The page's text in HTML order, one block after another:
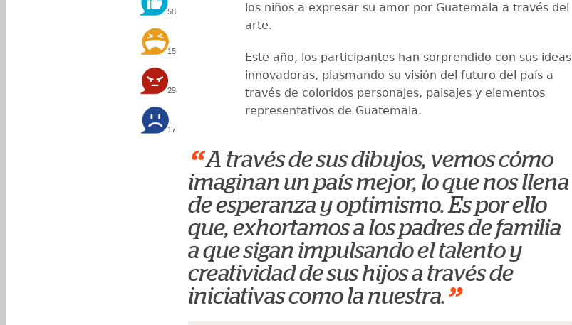
58
15
29
17
los niños a expresar su amor por Guatemala a través del
arte.
Este año, los participantes han sorprendido con sus ideas
innovadoras, plasmando su visión del futuro del país a
través de coloridos personajes, paisajes y elementos
representativos de Guatemala.
“A través de sus dibujos, vemos cómo
imaginan un país mejor, lo que nos llena
de esperanza y optimismo. Es por ello
que, exhortamos a los padres de familia
a que sigan impulsando el talento y
creatividad de sus hijos a través de
iniciativas como la nuestra.”